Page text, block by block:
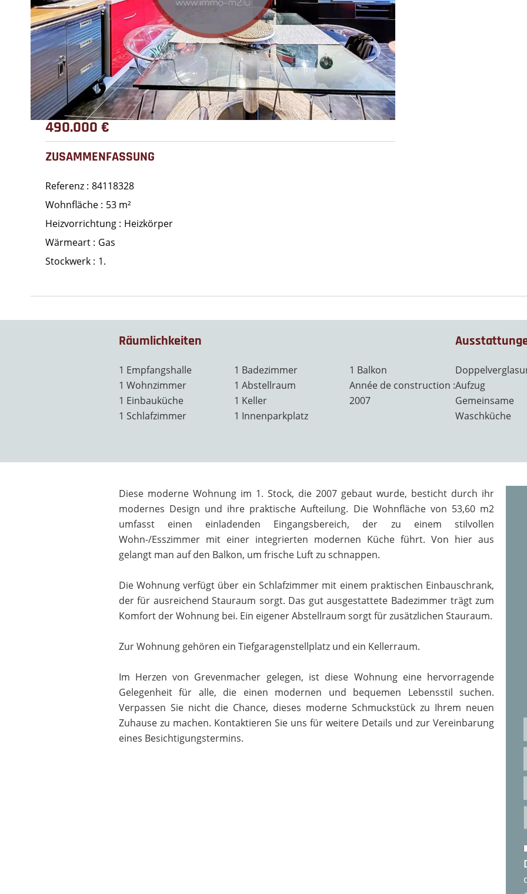
490.000 €
ZUSAMMENFASSUNG
Referenz 84118328
Wohnfläche
53 m²
Heizvorrichtung
Heizkörper
Wärmeart
Gas
Stockwerk
1.
Räumlichkeiten
1 Empfangshalle
1 Wohnzimmer
1 Einbauküche
1 Schlafzimmer
1 Badezimmer
1 Abstellraum
1 Keller
1 Innenparkplatz
1 Balkon
Année de construction :
2007
Aufzug
Gemeinsame
Waschküche
Diese moderne Wohnung im 1. Stock, die 2007 gebaut wurde, besticht durch ihr
modernes Design und ihre praktische Aufteilung. Die Wohnfläche von 53,60 m2
umfasst einen einladenden Eingangsbereich, der zu einem stilvollen
Wohn-/Esszimmer mit einer integrierten modernen Küche führt. Von hier aus
gelangt man auf den Balkon, um frische Luft zu schnappen.
Die Wohnung verfügt über ein Schlafzimmer mit einem praktischen Einbauschrank,
der für ausreichend Stauraum sorgt. Das gut ausgestattete Badezimmer trägt zum
Komfort der Wohnung bei. Ein eigener Abstellraum sorgt für zusätzlichen Stauraum.
Zur Wohnung gehören ein Tiefgaragenstellplatz und ein Kellerraum.
Im Herzen von Grevenmacher gelegen, ist diese Wohnung eine hervorragende
Gelegenheit für alle, die einen modernen und bequemen Lebensstil suchen.
Verpassen Sie nicht die Chance, dieses moderne Schmuckstück zu Ihrem neuen
Zuhause zu machen. Kontaktieren Sie uns für weitere Details und zur Vereinbarung
eines Besichtigungstermins.